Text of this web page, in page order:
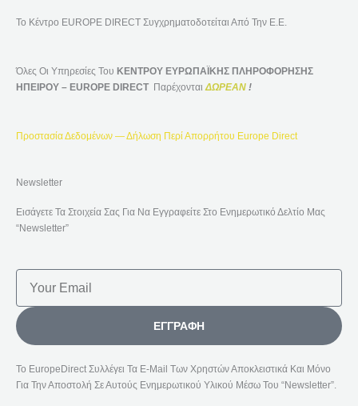
Το Κέντρο EUROPE DIRECT Συγχρηματοδοτείται Από Την Ε.Ε.
Όλες Οι Υπηρεσίες Του ΚΕΝΤΡΟΥ ΕΥΡΩΠΑΪΚΗΣ ΠΛΗΡΟΦΟΡΗΣΗΣ
ΗΠΕΙΡΟΥ – EUROPE DIRECT Παρέχονται ΔΩΡΕΑΝ !
Προστασία Δεδομένων — Δήλωση Περί Απορρήτου Europe Direct
Newsletter
Εισάγετε Τα Στοιχεία Σας Για Να Εγγραφείτε Στο Ενημερωτικό Δελτίο Μας
“Newsletter”
ΕΓΓΡΑΦΉ
Το EuropeDirect Συλλέγει Τα E-Mail Των Χρηστών Αποκλειστικά Και Μόνο
Για Την Αποστολή Σε Αυτούς Ενημερωτικού Υλικού Μέσω Του “Newsletter”.